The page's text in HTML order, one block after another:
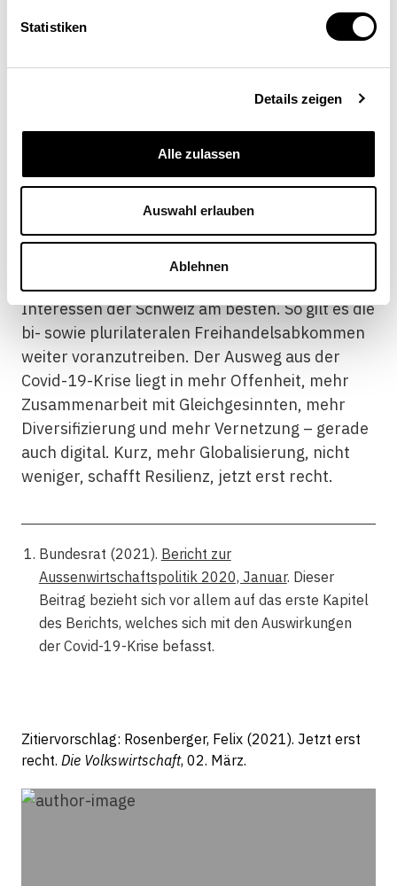
Statistiken
Details zeigen
Alle zulassen
Auswahl erlauben
Ablehnen
internationalen Handel weit weniger
Massnahmen oder Anordnungen, wie sie teils
gefordert werden, bergen die Gefahr, die
Für den Bundesrat verlangt eine globale Krise
nach multilateralen Lösungsansätzen. Ein
regelbasiertes internationales Handelssystem
mit dem WTO-Vertragswerk im Zentrum und
ergänzt durch Freihandelsabkommen dient den
Interessen der Schweiz am besten. So gilt es die
bi- sowie plurilateralen Freihandelsabkommen
weiter voranzutreiben. Der Ausweg aus der
Covid-19-Krise liegt in mehr Offenheit, mehr
Zusammenarbeit mit Gleichgesinnten, mehr
Diversifizierung und mehr Vernetzung – gerade
auch digital. Kurz, mehr Globalisierung, nicht
weniger, schafft Resilienz, jetzt erst recht.
Bundesrat (2021). Bericht zur
Aussenwirtschaftspolitik 2020, Januar. Dieser
Beitrag bezieht sich vor allem auf das erste Kapitel
des Berichts, welches sich mit den Auswirkungen
der Covid-19-Krise befasst.
Zitiervorschlag: Rosenberger, Felix (2021). Jetzt erst
recht. Die Volkswirtschaft, 02. März.